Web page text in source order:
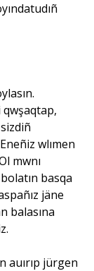
qwşaqtap,
wlımen
mwnı
basqa
jäne
balasına
auırıp jürgen